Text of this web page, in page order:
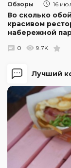
Лучший
Обзоры 16
Во сколько
красивом
набережной
0 9.7K